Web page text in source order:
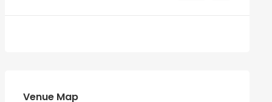
Venue Map